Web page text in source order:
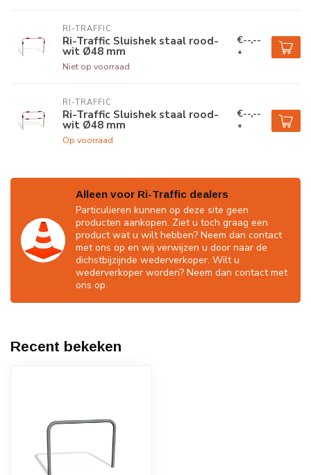
RI-TRAFFIC
Ri-Traffic Sluishek staal rood-
wit Ø48 mm
Niet op voorraad
€--,--
*
RI-TRAFFIC
Ri-Traffic Sluishek staal rood-
wit Ø48 mm
Op voorraad
€--,--
*
Alleen voor Ri-Traffic dealers
Particulieren kunnen op deze site geen
producten aankopen. Ziet u toch graag een
product wat u wilt hebben? Neem dan contact
met ons op en wij verwijzen u door naar de
dichstbijzijnde wederverkoper. Wilt u
wederverkoper worden? Neem dan contact met
ons op.
Recent bekeken